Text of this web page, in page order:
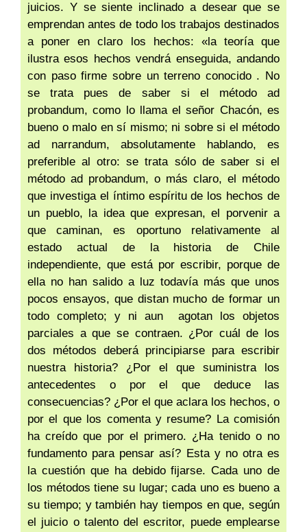
juicios. Y se siente inclinado a desear que se
emprendan antes de todo los trabajos destinados
a poner en claro los hechos: «la teoría que
ilustra esos hechos vendrá enseguida, andando
con paso firme sobre un terreno conocido . No
se trata pues de saber si el método ad
probandum, como lo llama el señor Chacón, es
bueno o malo en sí mismo; ni sobre si el método
ad narrandum, absolutamente hablando, es
preferible al otro: se trata sólo de saber si el
método ad probandum, o más claro, el método
que investiga el íntimo espíritu de los hechos de
un pueblo, la idea que expresan, el porvenir a
que caminan, es oportuno relativamente al
estado actual de la historia de Chile
independiente, que está por escribir, porque de
ella no han salido a luz todavía más que unos
pocos ensayos, que distan mucho de formar un
todo completo; y ni aun agotan los objetos
parciales a que se contraen. ¿Por cuál de los
dos métodos deberá principiarse para escribir
nuestra historia? ¿Por el que suministra los
antecedentes o por el que deduce las
consecuencias? ¿Por el que aclara los hechos, o
por el que los comenta y resume? La comisión
ha creído que por el primero. ¿Ha tenido o no
fundamento para pensar así? Esta y no otra es
la cuestión que ha debido fijarse. Cada uno de
los métodos tiene su lugar; cada uno es bueno a
su tiempo; y también hay tiempos en que, según
el juicio o talento del escritor, puede emplearse